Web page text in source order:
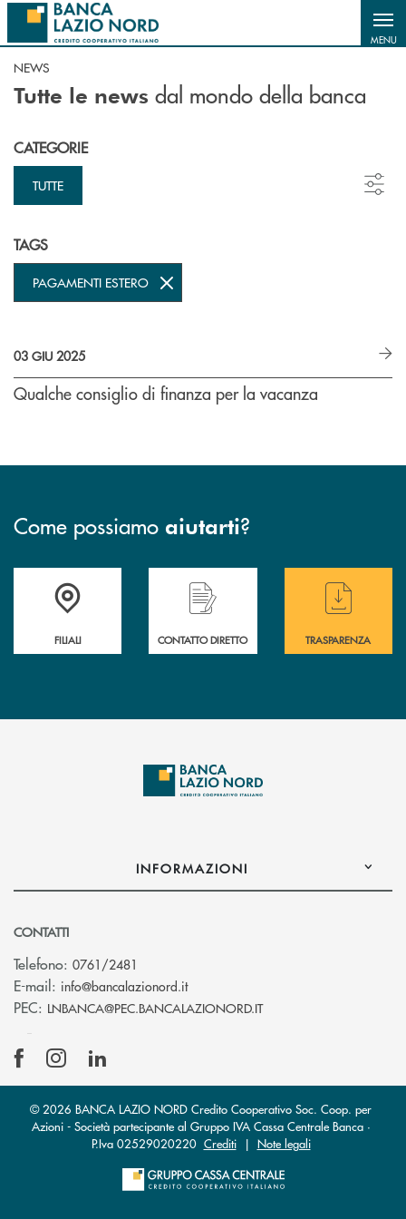
Salta al contenuto principale
MENU
NEWS
Tutte le news dal mondo della banca
CATEGORIE
TUTTE
TAGS
PAGAMENTI ESTERO
03 GIU 2025
Qualche consiglio di finanza per la vacanza
Come possiamo aiutarti?
Trova la filiale più vicina a te
FILIALI
Hai bisogno di assistenza immediata ?
CONTATTO DIRETTO
Hai bisogno di
TRASPARENZA
INFORMAZIONI
CONTATTI
Telefono: 0761/2481
E-mail: info@bancalazionord.it(si apre l’app di posta elettronica)
PEC: LNBANCA@PEC.BANCALAZIONORD.IT(si apre l’app di posta
© 2026 BANCA LAZIO NORD Credito Cooperativo Soc. Coop. per
Azioni - Società partecipante al Gruppo IVA Cassa Centrale Banca ·
P.Iva 02529020220 Crediti| Note legali